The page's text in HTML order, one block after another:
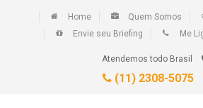
Home Quem Somos
Envie seu Briefing
Me
Atendemos todo Brasil
(11) 2308-5075